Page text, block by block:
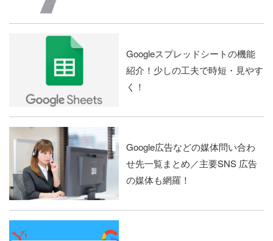
Googleスプレッドシートの機能
紹介！少しの工夫で時短・見やす
く！
Google広告などの媒体問い合わ
せ先一覧まとめ／主要SNS 広告
の媒体も網羅！